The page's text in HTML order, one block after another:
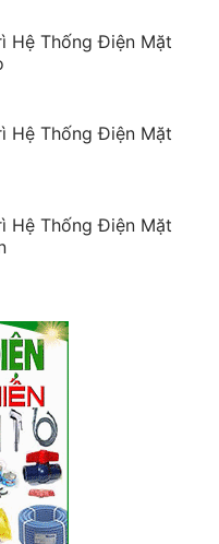
Hệ Thống Điện Mặt
Hệ Thống Điện Mặt
Hệ Thống Điện Mặt